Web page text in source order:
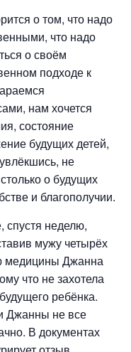
о том, что надо
что надо
о своём
подходе к
нам хочется
состояние
будущих детей,
не
о будущих
и благополучии.
спустя неделю,
мужу четырёх
медицины Джанна
что не захотела
ребёнка.
Джанны не все
В документах